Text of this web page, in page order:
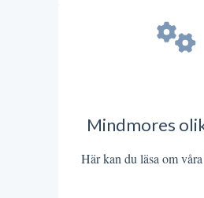
Mindmores
Här kan du läsa om